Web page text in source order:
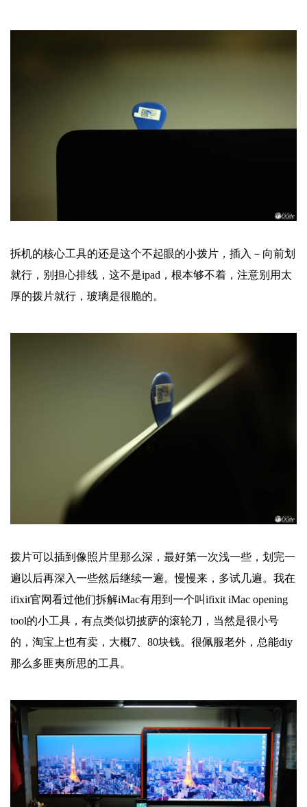
拆机的核心工具的还是这个不起眼的小拨片，插入－向前划
就行，别担心排线，这不是ipad，根本够不着，注意别用太
厚的拨片就行，玻璃是很脆的。
拨片可以插到像照片里那么深，最好第一次浅一些，划完一
遍以后再深入一些然后继续一遍。慢慢来，多试几遍。我在
ifixit官网看过他们拆解iMac有用到一个叫ifixit iMac opening
tool的小工具，有点类似切披萨的滚轮刀，当然是很小号
的，淘宝上也有卖，大概7、80块钱。很佩服老外，总能diy
那么多匪夷所思的工具。